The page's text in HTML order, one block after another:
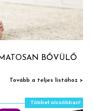
BŐVÜLŐ
Tovább a teljes listához >
Többet olcsóbban!